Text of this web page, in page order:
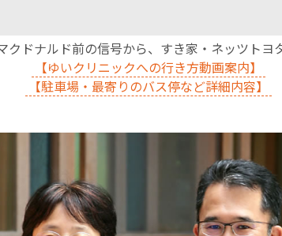
ドナルド前の信号から、すき家・ネッツトヨ
【ゆいクリニックへの行き方動画案内】
【駐車場・最寄りのバス停など詳細内容】